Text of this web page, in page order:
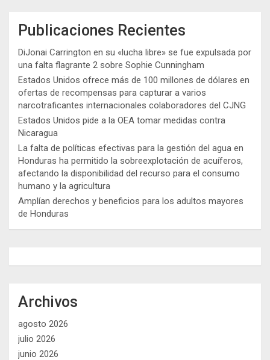
Publicaciones Recientes
DiJonai Carrington en su «lucha libre» se fue expulsada por
una falta flagrante 2 sobre Sophie Cunningham
Estados Unidos ofrece más de 100 millones de dólares en
ofertas de recompensas para capturar a varios
narcotraficantes internacionales colaboradores del CJNG
Estados Unidos pide a la OEA tomar medidas contra
Nicaragua
La falta de políticas efectivas para la gestión del agua en
Honduras ha permitido la sobreexplotación de acuíferos,
afectando la disponibilidad del recurso para el consumo
humano y la agricultura
Amplían derechos y beneficios para los adultos mayores
de Honduras
Archivos
agosto 2026
julio 2026
junio 2026